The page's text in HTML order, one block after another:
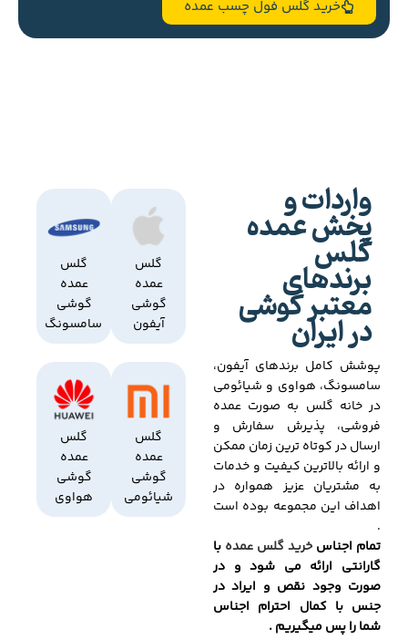
خرید گلس فول چسب عمده
واردات و
پخش عمده
گلس
برندهای
معتبر گوشی
در ایران
پوشش کامل برندهای آیفون،
سامسونگ، هواوی و شیائومی
در خانه گلس به صورت عمده
فروشی، پذیرش سفارش و
ارسال در کوتاه ترین زمان ممکن
و ارائه بالاترین کیفیت و خدمات
به مشتریان عزیز همواره در
اهداف این مجموعه بوده است
.
تمام اجناسخرید گلس عمده با
گارانتی ارائه می شود و در
صورت وجود نقص و ایراد در
جنس با کمال احترام اجناس
شما را پس میگیریم .
گلس
عمده
گوشی
آیفون
گلس
عمده
گوشی
سامسونگ
گلس
عمده
گوشی
شیائومی
گلس
عمده
گوشی
هواوی